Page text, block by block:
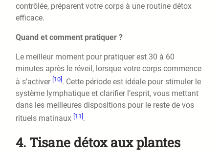
contrôlée, préparent votre corps à une routine détox
efficace.
Quand et comment pratiquer ?
Le meilleur moment pour pratiquer est 30 à 60
minutes après le réveil, lorsque votre corps commence
à s’activer [10] . Cette période est idéale pour stimuler le
système lymphatique et clarifier l’esprit, vous mettant
dans les meilleures dispositions pour le reste de vos
rituels matinaux [11].
4. Tisane détox aux plantes